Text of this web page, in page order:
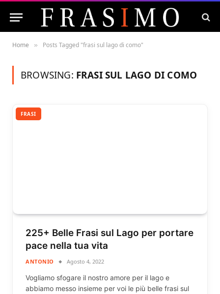
Home » Posts Tagged "frasi sul lago di como"
BROWSING: FRASI SUL LAGO DI COMO
FRASI
225+ Belle Frasi sul Lago per portare
pace nella tua vita
ANTONIO Agosto 4, 2022
Vogliamo sfogare il nostro amore per il lago e
abbiamo messo insieme per voi le più belle frasi sul